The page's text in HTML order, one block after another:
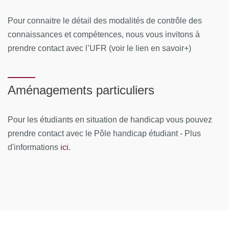
Pour connaitre le détail des modalités de contrôle des
connaissances et compétences, nous vous invitons à
prendre contact avec l’UFR (voir le lien en savoir+)
Aménagements particuliers
Pour les étudiants en situation de handicap vous pouvez
prendre contact avec le Pôle handicap étudiant - Plus
d'informations ici.